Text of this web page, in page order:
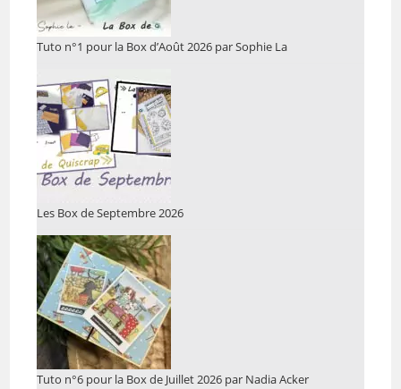
Tuto n°1 pour la Box d’Août 2026 par Sophie La
Les Box de Septembre 2026
Tuto n°6 pour la Box de Juillet 2026 par Nadia Acker